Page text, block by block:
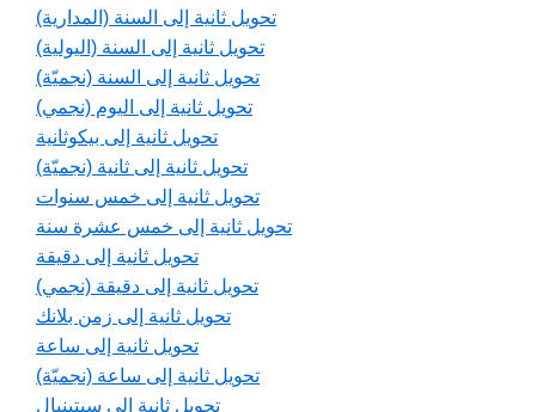
تحويل ثانية إلى السنة (المدارية)
تحويل ثانية إلى السنة (اليولية)
تحويل ثانية إلى السنة (نجميّة)
تحويل ثانية إلى اليوم (نجمي)
تحويل ثانية إلى بيكوثانية
تحويل ثانية إلى ثانية (نجميّة)
تحويل ثانية إلى خمس سنوات
تحويل ثانية إلى خمس عشرة سنة
تحويل ثانية إلى دقيقة
تحويل ثانية إلى دقيقة (نجمي)
تحويل ثانية إلى زمن بلانك
تحويل ثانية إلى ساعة
تحويل ثانية إلى ساعة (نجميّة)
تحويل ثانية إلى سبتينيال